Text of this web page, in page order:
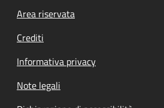
Footer menu
Area riservata
Crediti
Informativa privacy
Note legali